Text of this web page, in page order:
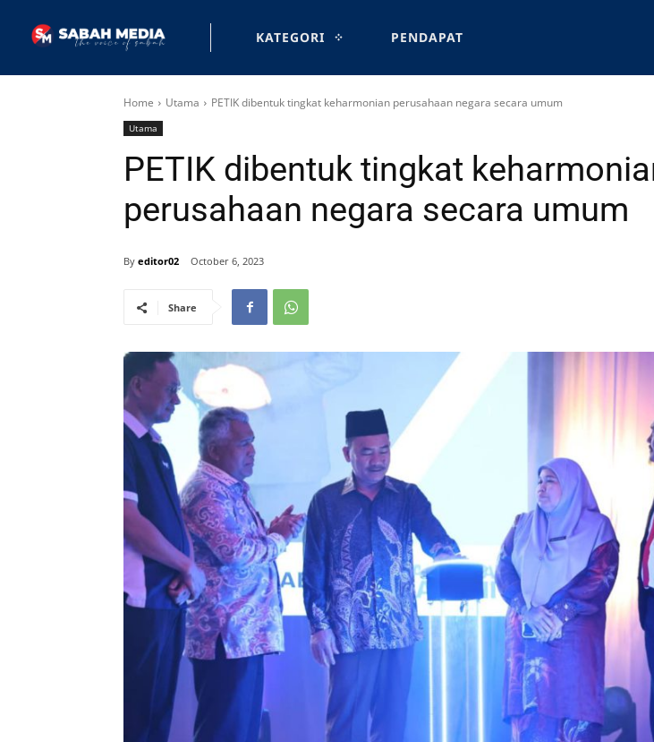
KATEGORI PENDAPAT
Home Utama PETIK dibentuk tingkat keharmonian perusahaan negara secara umum
Utama
PETIK dibentuk tingkat
perusahaan negara secara umum
By editor02 October 6, 2023
Share